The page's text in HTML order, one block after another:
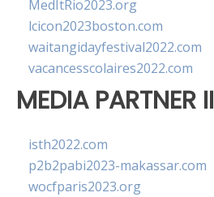
MedItRio2023.org
lcicon2023boston.com
waitangidayfestival2022.com
vacancesscolaires2022.com
MEDIA PARTNER II
isth2022.com
p2b2pabi2023-makassar.com
wocfparis2023.org